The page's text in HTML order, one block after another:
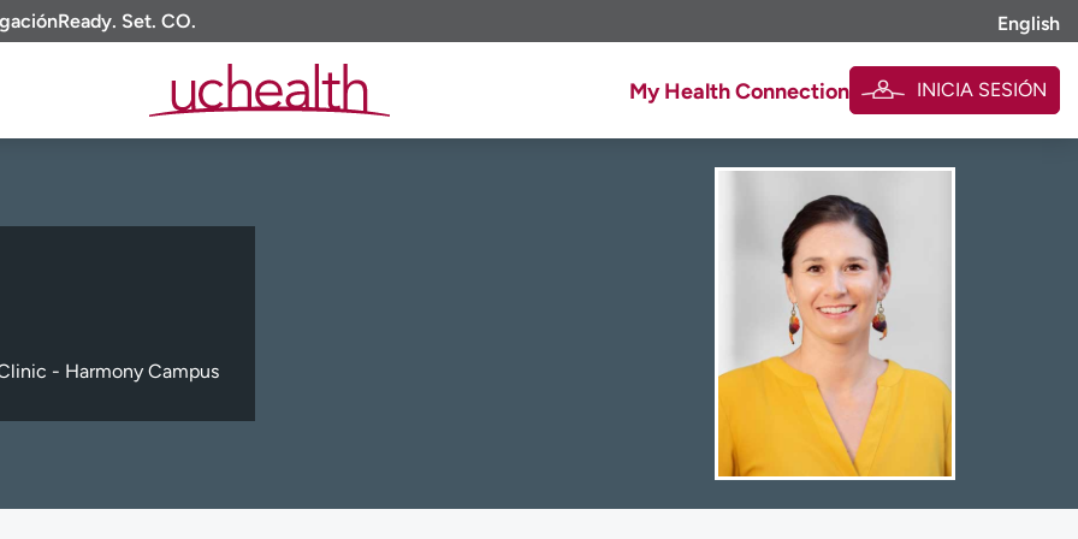
Ready. Set. CO. English
My Health Connection INICIA SESIÓN
- Harmony Campus